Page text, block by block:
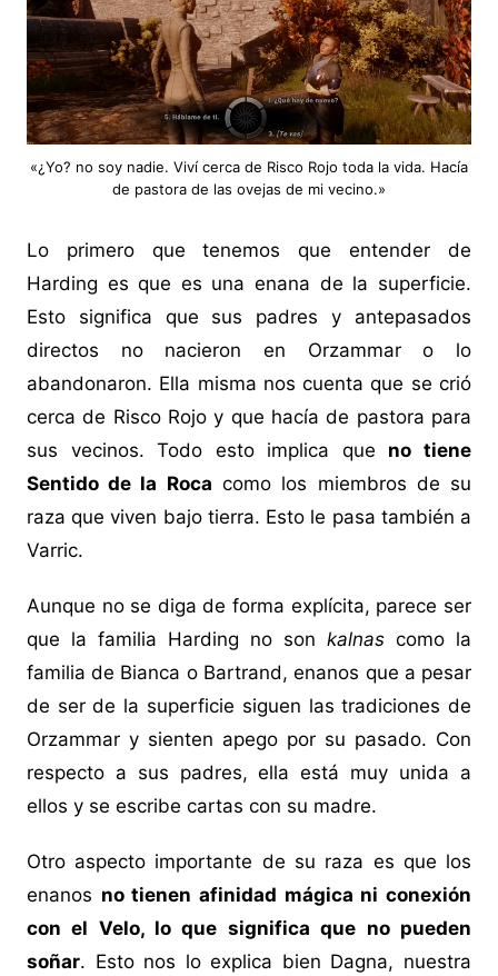
«¿Yo? no soy nadie. Viví cerca de Risco Rojo toda la vida. Hacía
de pastora de las ovejas de mi vecino.»
Lo primero que tenemos que entender de
Harding es que es una enana de la superficie.
Esto significa que sus padres y antepasados
directos no nacieron en Orzammar o lo
abandonaron. Ella misma nos cuenta que se crió
cerca de Risco Rojo y que hacía de pastora para
sus vecinos. Todo esto implica que no tiene
Sentido de la Roca como los miembros de su
raza que viven bajo tierra. Esto le pasa también a
Varric.
Aunque no se diga de forma explícita, parece ser
que la familia Harding no sonkalnascomo la
familia de Bianca o Bartrand, enanos que a pesar
de ser de la superficie siguen las tradiciones de
Orzammar y sienten apego por su pasado. Con
respecto a sus padres, ella está muy unida a
ellos y se escribe cartas con su madre.
Otro aspecto importante de su raza es que los
enanos no tienen afinidad mágica ni conexión
con el Velo, lo que significa que no pueden
soñar. Esto nos lo explica bien Dagna, nuestra